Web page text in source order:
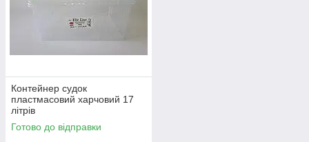
Контейнер судок
пластмасовий харчовий 17
літрів
Готово до відправки